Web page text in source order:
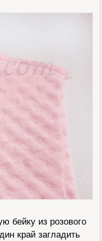
бейку из розового
край загладить